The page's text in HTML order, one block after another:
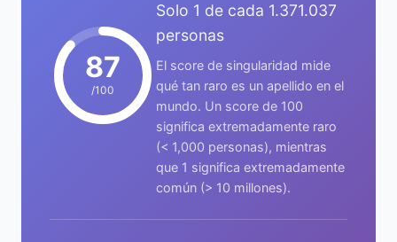
87
/100
Solo 1 de cada 1.371.037
personas
El score de singularidad mide
qué tan raro es un apellido en el
mundo. Un score de 100
significa extremadamente raro
(< 1,000 personas), mientras
que 1 significa extremadamente
común (> 10 millones).